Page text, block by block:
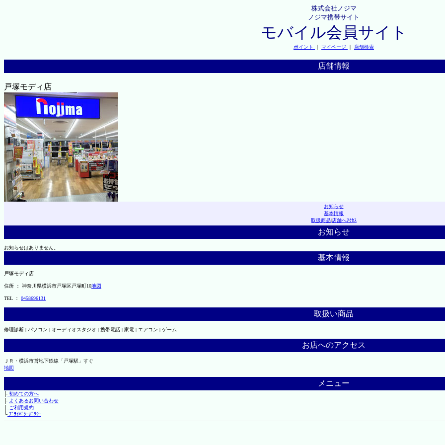
株式会社ノジマ
ノジマ携帯サイト
モバイル会員サイト
ポイント ｜ マイページ ｜ 店舗検索
店舗情報
戸塚モディ店
お知らせ
基本情報
取扱商品|店舗へｱｸｾｽ
お知らせ
お知らせはありません。
基本情報
戸塚モディ店
住所 ： 神奈川県横浜市戸塚区戸塚町10地図
TEL ： 0458696131
取扱い商品
修理診断 | パソコン | オーディオスタジオ | 携帯電話 | 家電 | エアコン | ゲーム
お店へのアクセス
ＪＲ・横浜市営地下鉄線「戸塚駅」すぐ
地図
メニュー
├初めての方へ
├ よくあるお問い合わせ
├ご利用規約
└ﾌﾟﾗｲﾊﾞｼｰﾎﾟﾘｼｰ